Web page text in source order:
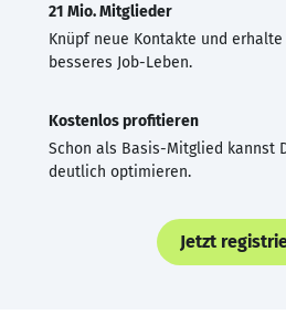
21 Mio. Mitglieder
Knüpf neue Kontakte und
besseres Job-Leben.
Kostenlos profitieren
Schon als Basis-Mitglied kannst
deutlich optimieren.
Jetzt